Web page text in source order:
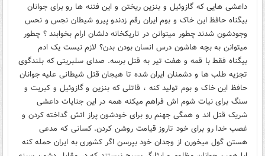
داعشی هایی که گازوئیل و بنزین ریختن و این فتنه ها رو برای جوانان
بیگناه حافظ این خاک و بوم ایران رقم زدندو پیرو شیطان نجس و نحس
وجودشون شدند چطور میتوانن در تاریکخانه دلشان ارام بخوابند ؟ چطور
میتوانن به بچه هاشون درس انسان بودن بدن؟ لازم نیست یک ادم
بیگناه فقط با قمه و هفت تیر به قتل برسه. صدای سلبریتی که بلندگوی
تجزیه طلب ها و دشمنان ایران شده تا هیجان قتل شیطانی علیه جوانان
حافظ این خاک و بوم تولید کنه ، قاتلی که بنزین و گازوئیل و کبریت و
سنگ برای نیات شوم اش فراهم میکنه همه در این جنایات داعشی
شریک قتل اند و همگی جهنم رو برای خودشون پراز اتش گداخته کردن و
غصب خدا رو برای خود تاروز قیامت روشن کردن. کسانی که مدعی
هستن گول میخورن از وجدان خود بپرسن اگر کشوری به ایران حمله کنه